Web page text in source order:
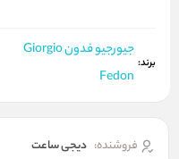
برند:
جیورجیو فدون Giorgio
Fedon
فروشنده: دیجی ساعت